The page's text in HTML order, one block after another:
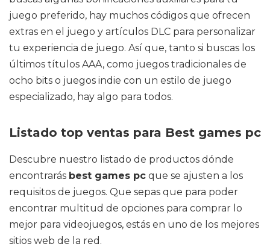
juego preferido, hay muchos códigos que ofrecen
extras en el juego y artículos DLC para personalizar
tu experiencia de juego. Así que, tanto si buscas los
últimos títulos AAA, como juegos tradicionales de
ocho bits o juegos indie con un estilo de juego
especializado, hay algo para todos.
Listado top ventas para Best games pc
Descubre nuestro listado de productos dónde
encontrarás best games pc que se ajusten a los
requisitos de juegos. Que sepas que para poder
encontrar multitud de opciones para comprar lo
mejor para videojuegos, estás en uno de los mejores
sitios web de la red.